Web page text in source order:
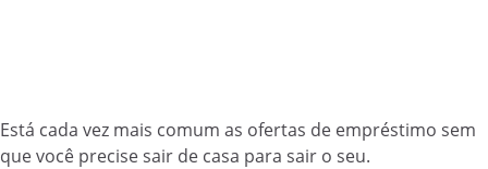
Está cada vez mais comum as ofertas de empréstimo sem
que você precise sair de casa para sair o seu.